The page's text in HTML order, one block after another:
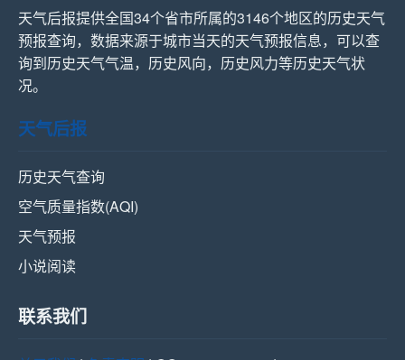
天气后报提供全国34个省市所属的3146个地区的历史天气
预报查询，数据来源于城市当天的天气预报信息，可以查
询到历史天气气温，历史风向，历史风力等历史天气状
况。
天气后报
历史天气查询
空气质量指数(AQI)
天气预报
小说阅读
联系我们